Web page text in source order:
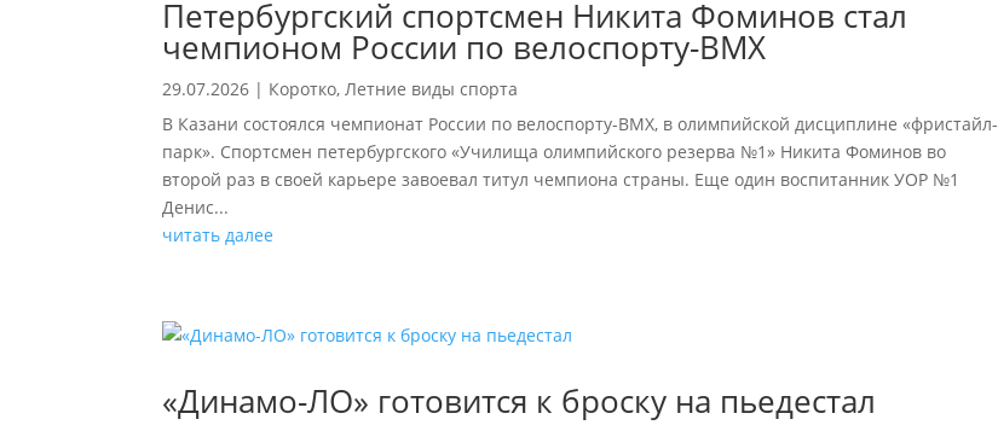
Петербургский спортсмен Никита Фоминов стал
чемпионом России по велоспорту-ВМХ
29.07.2026 | Коротко,Летние виды спорта
В Казани состоялся чемпионат России по велоспорту-ВМХ, в олимпийской дисциплине «фристайл-
парк». Спортсмен петербургского «Училища олимпийского резерва №1» Никита Фоминов во
второй раз в своей карьере завоевал титул чемпиона страны. Еще один воспитанник УОР №1
Денис...
читать далее
«Динамо-ЛО» готовится к броску на пьедестал